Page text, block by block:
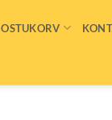
OSTUKORV